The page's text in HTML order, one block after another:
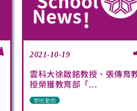
2021-10-19
雲科大徐啟銘教授、張傳育
授榮獲教育部「...
學術動態